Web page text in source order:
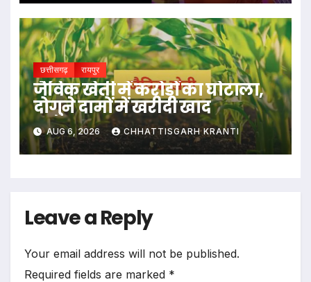
छत्तीसगढ़ रायपुर
जैविक खेती में करोड़ों का घोटाला,
दोगुने दामों में खरीदी खाद
AUG 6, 2026 CHHATTISGARH KRANTI
Leave a Reply
Your email address will not be published.
Required fields are marked *